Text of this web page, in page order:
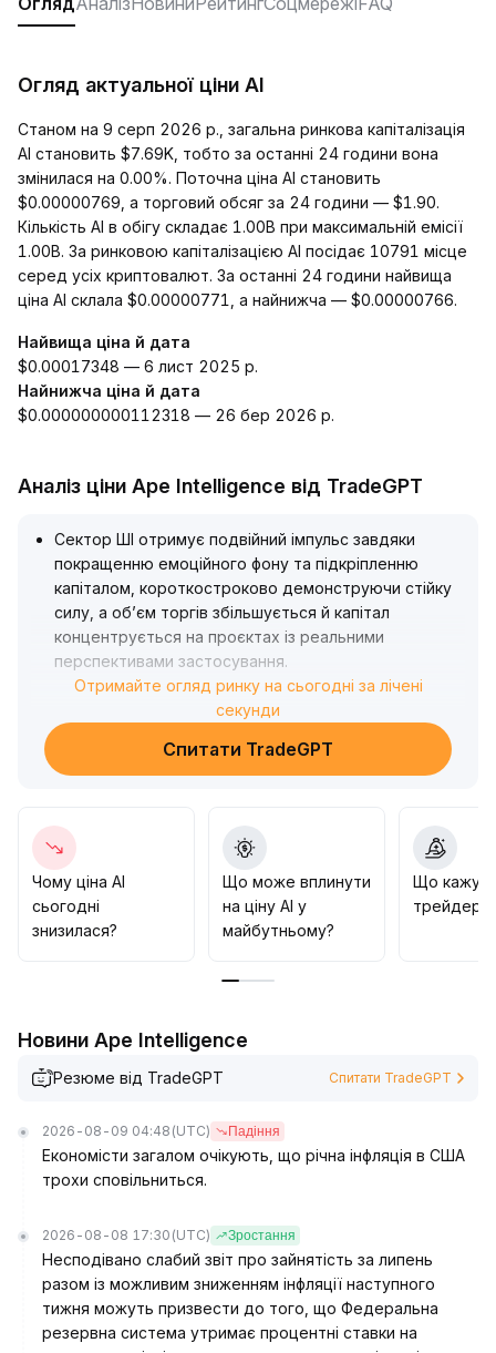
Огляд актуальної ціни AI
Станом на 9 серп 2026 р., загальна ринкова капіталізація
AI становить $7.69K, тобто за останні 24 години вона
змінилася на 0.00%. Поточна ціна AI становить
$0.00000769, а торговий обсяг за 24 години — $1.90.
Кількість AI в обігу складає 1.00B при максимальній емісії
1.00B. За ринковою капіталізацією AI посідає 10791 місце
серед усіх криптовалют. За останні 24 години найвища
ціна AI склала $0.00000771, а найнижча — $0.00000766.
Найвища ціна й дата
$0.00017348 — 6 лист 2025 р.
Найнижча ціна й дата
$0.000000000112318 — 26 бер 2026 р.
Аналіз ціни Ape Intelligence від TradeGPT
Сектор ШІ отримує подвійний імпульс завдяки
покращенню емоційного фону та підкріпленню
капіталом, короткостроково демонструючи стійку
силу, а об’єм торгів збільшується й капітал
концентрується на проєктах із реальними
перспективами застосування.
У середньо- та довгостроковій перспективі ринкові
прогнози на сотні мільярдів та розвиток
децентралізованих протоколів ШІ швидко
просуваються, а вкладення капіталу посилюють
до основних рівнів підтримки (орієнтуватися на
середню лінію основних токенів ШІ ¥91,000–93,000
за період), поетапно інвестувати в якісні проєкти,
дотримуватися ризик-менеджменту і суворо
встановлювати стоп-лос для реагування на
використовувати середньо- та довгострокові
Отримайте огляд ринку на сьогодні за лічені
секунди
Спитати TradeGPT
Чому ціна AI
сьогодні
знизилася?
Що може вплинути
на ціну AI у
майбутньому?
Що
трейдери
Новини Ape Intelligence
Резюме від TradeGPT Спитати TradeGPT
2026-08-09 04:48 (UTC) Падіння
Економісти загалом очікують, що річна інфляція в США
трохи сповільниться.
2026-08-08 17:30 (UTC) Зростання
Несподівано слабий звіт про зайнятість за липень
разом із можливим зниженням інфляції наступного
тижня можуть призвести до того, що Федеральна
резервна система утримає процентні ставки на